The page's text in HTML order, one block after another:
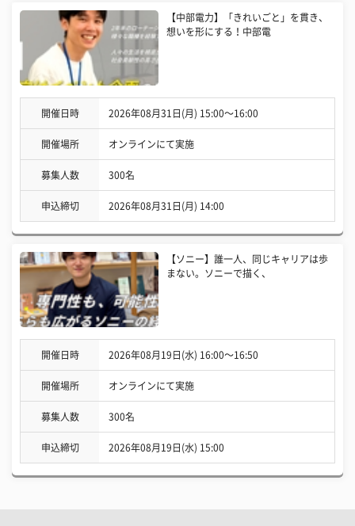
【中部電力】「きれいごと」を貫き、
想いを形にする！中部電
開催日時 2026年08月31日(月) 15:00〜16:00
開催場所 オンラインにて実施
募集人数 300名
申込締切 2026年08月31日(月) 14:00
【ソニー】誰一人、同じキャリアは歩
まない。ソニーで描く、
開催日時 2026年08月19日(水) 16:00〜16:50
開催場所 オンラインにて実施
募集人数 300名
申込締切 2026年08月19日(水) 15:00